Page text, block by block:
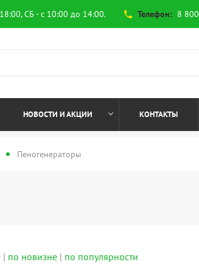
СБ - с 10:00 до 14:00. phone Телефон: 8
НОВОСТИ И АКЦИИ КОНТАКТЫ
Пеногенераторы
| по новизне | по популярности